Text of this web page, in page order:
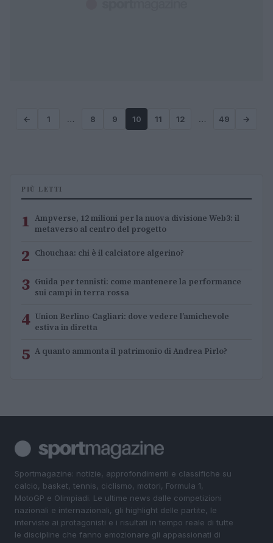
← 1 … 8 9 10 11 12 … 49 →
PIÙ LETTI
1 Ampverse, 12 milioni per la nuova divisione Web3: il
metaverso al centro del progetto
2 Chouchaa: chi è il calciatore algerino?
3 Guida per tennisti: come mantenere la performance
sui campi in terra rossa
4 Union Berlino-Cagliari: dove vedere l’amichevole
estiva in diretta
5 A quanto ammonta il patrimonio di Andrea Pirlo?
Sportmagazine: notizie, approfondimenti e classifiche su
calcio, basket, tennis, ciclismo, motori, Formula 1,
MotoGP e Olimpiadi. Le ultime news dalle competizioni
nazionali e internazionali, gli highlight delle partite, le
interviste ai protagonisti e i risultati in tempo reale di tutte
le discipline che fanno emozionare gli appassionati di